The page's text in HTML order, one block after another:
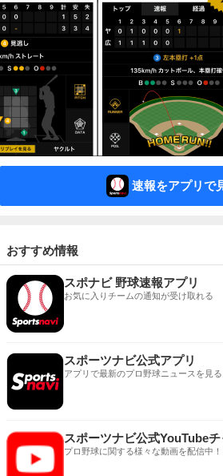
速報をアプリで
おすすめ情報
スポナビ 野球速報アプリ
お気に入りチームの通知が受け取れる
スポーツナビ公式アプリ
アプリで最新のプロ野球ニュースを見る
スポーツナビ公式YouTube
プロ野球に関する様々な動画を配信中！